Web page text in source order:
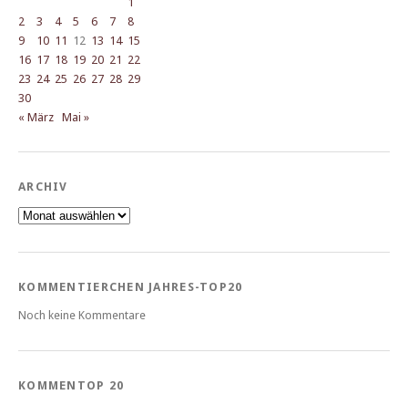
2
3 4 5 6 7
8
9
10 11 12 13 14 15
16 17 18 19 20 21 22
23 24 25 26 27 28 29
30
« März Mai »
ARCHIV
Archiv
KOMMENTIERCHEN JAHRES-TOP20
Noch keine Kommentare
KOMMENTOP 20